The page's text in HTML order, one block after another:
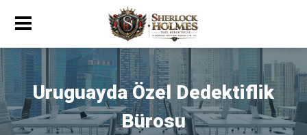
Uruguayda Özel Dedektiflik
Bürosu